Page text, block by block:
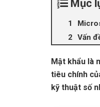
Mục
Vấn
Mật khẩu là
tiêu chính
kỹ thuật số